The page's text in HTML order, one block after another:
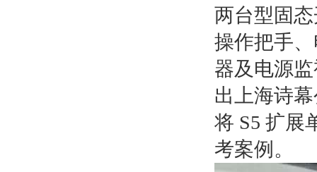
两台型固
操作把手
器及电源
出上海诗
将 S5 扩展
考案例。